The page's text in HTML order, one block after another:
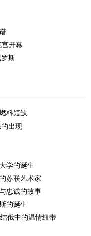
宫开幕
罗斯
料短缺
出现
学的诞生
苏联艺术家
忠诚的故事
的诞生
俄中的温情纽带